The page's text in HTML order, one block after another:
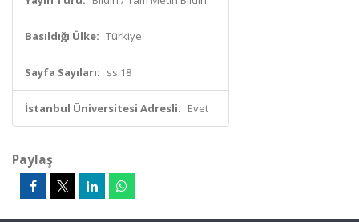
Basıldığı Ülke: Türkiye
Sayfa Sayıları: ss.18
İstanbul Üniversitesi Adresli: Evet
Paylaş